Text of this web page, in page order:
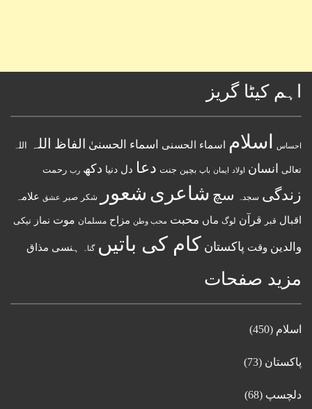
اہم کیٹا گریز
احساس اسلام اسماء الحسنى اسماء الحسنیٰ الفاظ اللہ اللہ
تعالی انسان اولاد ایمان باپ بچپن جنت دعا دل دنیا دکھ رب رحمت
زندگی سجدہ سچ شاعری شعور شکر صبر عشق علامہ
اقبال قبر قرآن لوگ ماں محبت محب وطن مزاح مسلمان موت نماز نیکی
والدین وقت پاکستان کام کی باتیں گناہ ہنسی مذاق
مزید صفحات
اسلام (450)
پاکستان (73)
دلچسپ (68)